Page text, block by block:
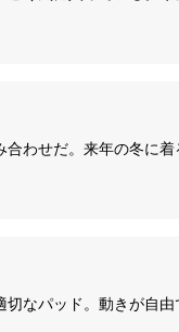
わせだ。来年の冬に
なパッド。動きが自由